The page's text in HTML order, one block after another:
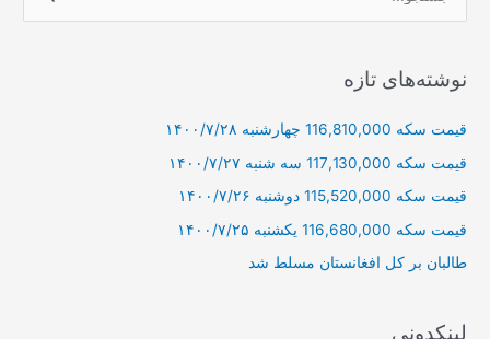
ب
ر
ا
نوشته‌های تازه
قیمت سکه 116,810,000 چهارشنبه ۱۴۰۰/۷/۲۸
قیمت سکه 117,130,000 سه شنبه ۱۴۰۰/۷/۲۷
قیمت سکه 115,520,000 دوشنبه ۱۴۰۰/۷/۲۶
قیمت سکه 116,680,000 یکشنبه ۱۴۰۰/۷/۲۵
طالبان بر كل افغانستان مسلط شد
لینکدونی